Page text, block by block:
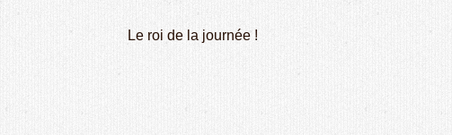
Le roi de la journée !